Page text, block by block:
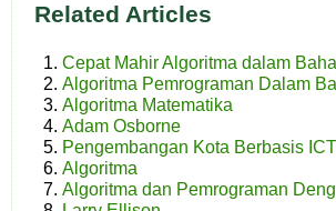
Related Articles
Cepat Mahir Algoritma dalam
Algoritma Pemrograman Dalam
Algoritma Matematika
Adam Osborne
Pengembangan Kota Berbasis ICT
Algoritma
Algoritma dan Pemrograman